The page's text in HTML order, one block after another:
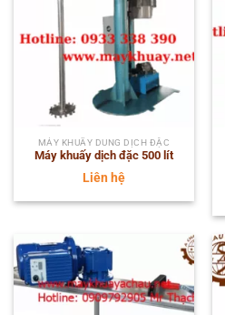
MÁY KHUẤY DUNG DỊCH ĐẶC
Máy khuấy dịch đặc 500 lít
Liên hệ